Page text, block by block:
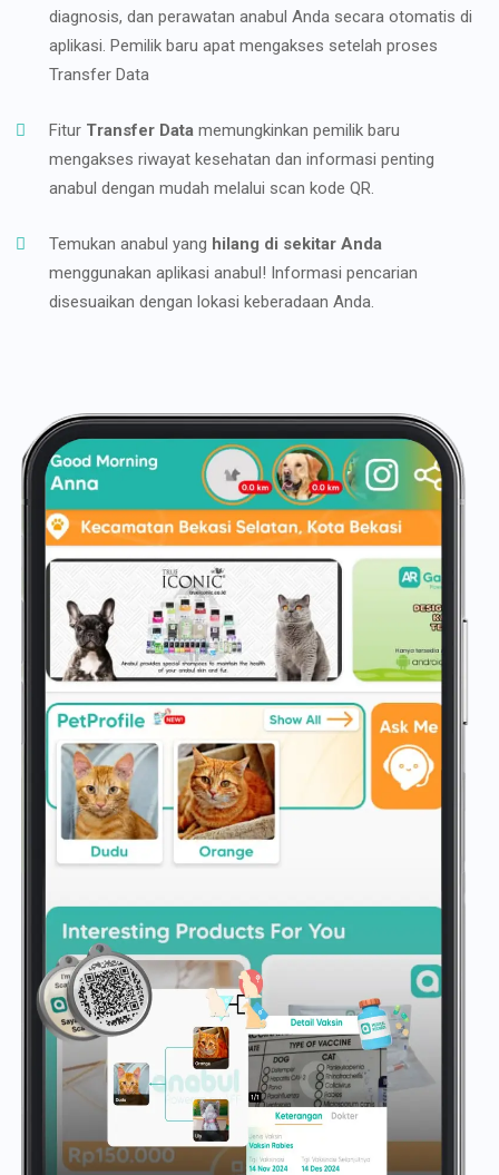
diagnosis, dan perawatan anabul Anda secara otomatis di
aplikasi. Pemilik baru apat mengakses setelah proses
Transfer Data
Fitur Transfer Data memungkinkan pemilik baru
mengakses riwayat kesehatan dan informasi penting
anabul dengan mudah melalui scan kode QR.
Temukan anabul yang hilang di sekitar Anda
menggunakan aplikasi anabul! Informasi pencarian
disesuaikan dengan lokasi keberadaan Anda.